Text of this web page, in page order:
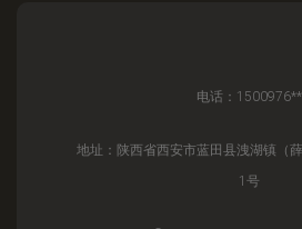
电话：1500976**
地址：陕西省西安市蓝田县洩湖镇（
1号